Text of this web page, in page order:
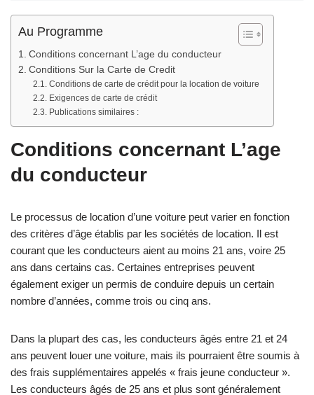
Au Programme
Conditions concernant L’age du conducteur
Conditions Sur la Carte de Credit
Conditions de carte de crédit pour la location de voiture
Exigences de carte de crédit
Publications similaires :
Conditions concernant L’age
du conducteur
Le processus de location d’une voiture peut varier en fonction
des critères d’âge établis par les sociétés de location. Il est
courant que les conducteurs aient au moins 21 ans, voire 25
ans dans certains cas. Certaines entreprises peuvent
également exiger un permis de conduire depuis un certain
nombre d’années, comme trois ou cinq ans.
Dans la plupart des cas, les conducteurs âgés entre 21 et 24
ans peuvent louer une voiture, mais ils pourraient être soumis à
des frais supplémentaires appelés « frais jeune conducteur ».
Les conducteurs âgés de 25 ans et plus sont généralement